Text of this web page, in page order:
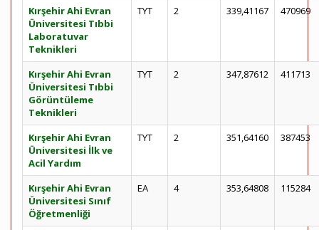
Kırşehir Ahi Evran
Üniversitesi Tıbbi
Laboratuvar
Teknikleri
TYT 2 339,41167 470969
Kırşehir Ahi Evran
Üniversitesi Tıbbi
Görüntüleme
Teknikleri
TYT 2 347,87612 411713
Kırşehir Ahi Evran
Üniversitesi İlk ve
Acil Yardım
TYT 2 351,64160 387453
Kırşehir Ahi Evran
Üniversitesi Sınıf
Öğretmenliği
EA 4 353,64808 115284